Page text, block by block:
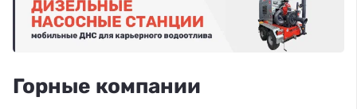
Горные компании